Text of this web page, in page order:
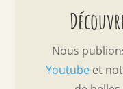
Nous
Youtube et